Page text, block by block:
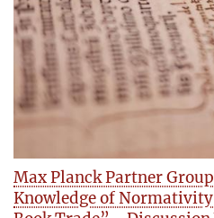
Max Planck Partner
Knowledge of